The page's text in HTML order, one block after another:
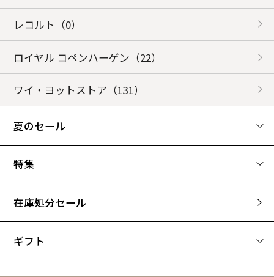
レコルト （0）
ロイヤル コペンハーゲン （22）
ワイ・ヨットストア （131）
夏のセール
特集
在庫処分セール
ギフト